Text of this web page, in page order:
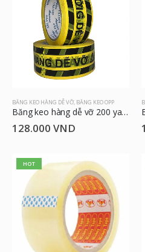
BĂNG KEO HÀNG DỄ VỠ, BĂNG KEO OPP
Băng keo hàng dễ vỡ 200 yard 2 kg 4.8cm
128.000 VND
HOT